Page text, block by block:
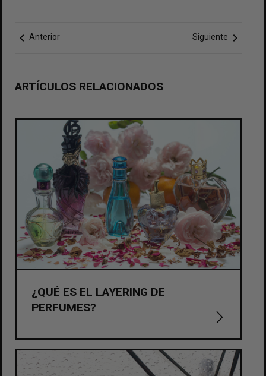
chevron_left Anterior Siguiente chevron_right
ARTÍCULOS RELACIONADOS
¿QUÉ ES EL LAYERING DE
PERFUMES?